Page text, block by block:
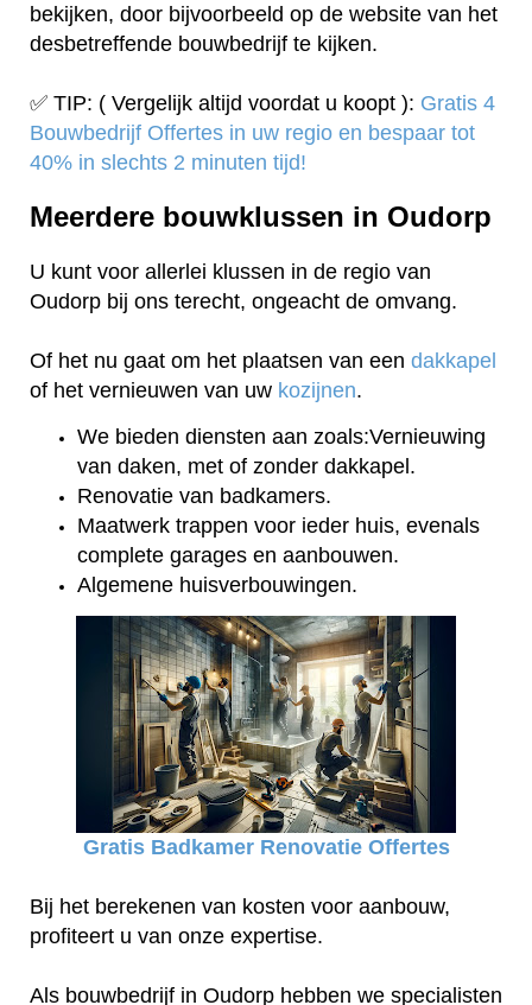
bekijken, door bijvoorbeeld op de website van het
desbetreffende bouwbedrijf te kijken.
✅ TIP: ( Vergelijk altijd voordat u koopt ): Gratis 4
Bouwbedrijf Offertes in uw regio en bespaar tot
40% in slechts 2 minuten tijd!
Meerdere bouwklussen in Oudorp
U kunt voor allerlei klussen in de regio van
Oudorp bij ons terecht, ongeacht de omvang.
Of het nu gaat om het plaatsen van een dakkapel
of het vernieuwen van uw kozijnen.
We bieden diensten aan zoals:Vernieuwing
van daken, met of zonder dakkapel.
Renovatie van badkamers.
Maatwerk trappen voor ieder huis, evenals
complete garages en aanbouwen.
Algemene huisverbouwingen.
Gratis Badkamer Renovatie Offertes
Bij het berekenen van kosten voor aanbouw,
profiteert u van onze expertise.
Als bouwbedrijf in Oudorp hebben we specialisten